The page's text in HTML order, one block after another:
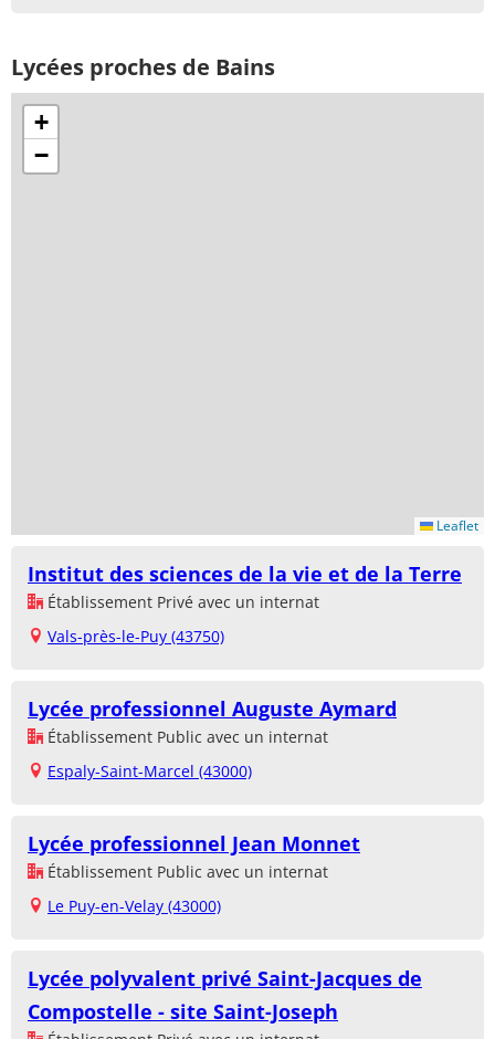
Lycées proches de Bains
+
−
Leaflet
Institut des sciences de la vie et de la Terre
Établissement Privé avec un internat
Vals-près-le-Puy (43750)
Lycée professionnel Auguste Aymard
Établissement Public avec un internat
Espaly-Saint-Marcel (43000)
Lycée professionnel Jean Monnet
Établissement Public avec un internat
Le Puy-en-Velay (43000)
Lycée polyvalent privé Saint-Jacques de
Compostelle - site Saint-Joseph